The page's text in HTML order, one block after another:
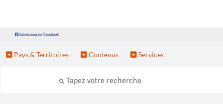
Suivez nous sur Facebook
Pays & Territoires Contenus Services